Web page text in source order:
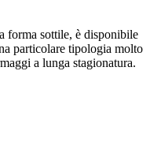
forma sottile, è disponibile
particolare tipologia molto
a lunga stagionatura.